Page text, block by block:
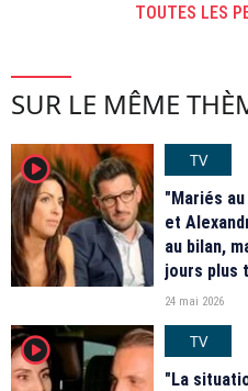
TOUTES LES
SUR LE MÊME
player2
TV
"Mariés
et
au bilan,
jours plus
24 mai 2026
player2
TV
"La